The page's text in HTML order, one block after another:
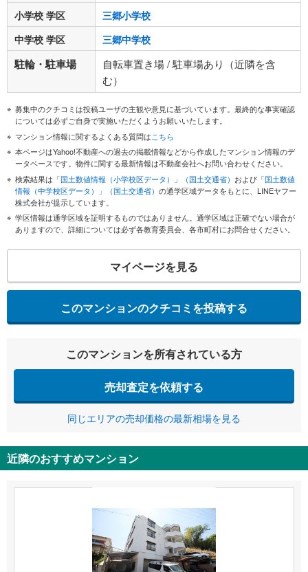
小学校 学区
三郷小学校
中学校 学区
三郷中学校
駐輪・駐車場
自転車置き場 / 駐車場あり（近隣を含
む）
募集中のクチコミは投稿ユーザの主観や意見に基づいています。最終的な事実確認
については必ずご自身で実施いただくようお願いいたします。
マンション情報に関するよくある質問はこちら
本ページはYahoo!不動産への過去の掲載情報などから作成したマンション情報のデ
ータベースです。物件に関する最新情報は不動産会社へお問い合わせください。
検索結果は 「国土数値情報（小学校区データ）」（国土交通省） および 「国土数値
情報（中学校区データ）」（国土交通省） の通学区域データをもとに、LINEヤフー
株式会社が提示しています。
学区情報は通学区域を証明するものではありません。通学区域は正確でない場合が
ありますので、詳細については必ず各教育委員会、各市町村にお問合せください。
マイページを見る
このマンションのクチコミを投稿する
このマンションを所有されている方
売却査定を依頼する
同じエリアの売却価格の最新相場を見る
近隣のおすすめマンション